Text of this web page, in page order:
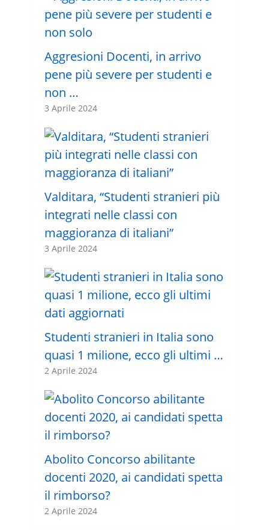
Aggresioni Docenti, in arrivo
pene più severe per studenti e
non …
3 Aprile 2024
Valditara, “Studenti stranieri più
integrati nelle classi con
maggioranza di italiani”
3 Aprile 2024
Studenti stranieri in Italia sono
quasi 1 milione, ecco gli ultimi …
2 Aprile 2024
Abolito Concorso abilitante
docenti 2020, ai candidati spetta
il rimborso?
2 Aprile 2024